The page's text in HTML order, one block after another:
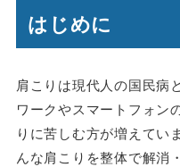
はじめに
肩こりは現代人の国民病
ワークやスマートフォン
りに苦しむ方が増えてい
んな肩こりを整体で解消